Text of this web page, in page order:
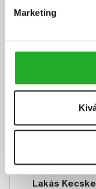
Marketing
Kiskunfélegyháza
Lakás